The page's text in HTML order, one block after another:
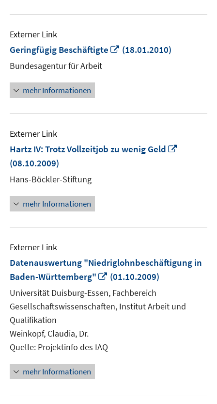
Externer Link
Geringfügig Beschäftigte
In
(18.01.2010)
Bundesagentur für Arbeit
mehr Informationen
Externer Link
Hartz IV: Trotz Vollzeitjob zu wenig Geld
(08.10.2009)
Hans-Böckler-Stiftung
mehr Informationen
Externer Link
Datenauswertung "Niedriglohnbeschäftigung in
Baden-Württemberg"
In
neuem
Fenster
öffnen
(01.10.2009)
Universität Duisburg-Essen, Fachbereich
Gesellschaftswissenschaften, Institut Arbeit und
Qualifikation
Weinkopf, Claudia, Dr.
Quelle: Projektinfo des IAQ
mehr Informationen